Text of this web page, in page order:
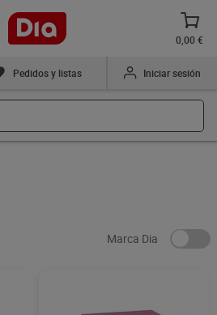
0,00 €
Pedidos y listas Iniciar sesión
Marca Dia